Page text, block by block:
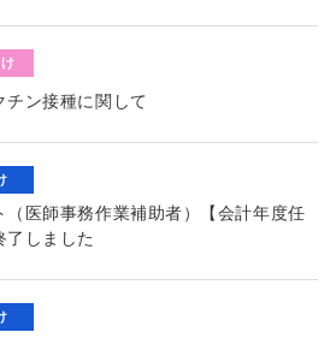
チン接種に関して
（医師事務作業補助者）【会計年度任
しました